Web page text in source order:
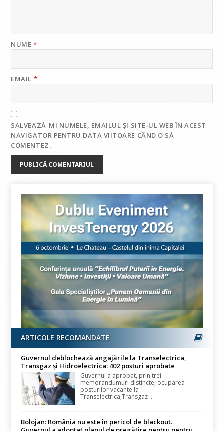
NUME*
EMAIL *
SALVEAZĂ-MI NUMELE, EMAILUL ȘI SITE-UL WEB ÎN ACEST
NAVIGATOR PENTRU DATA VIITOARE CÂND O SĂ
COMENTEZ.
ARTICOLE RECOMANDATE
Guvernul deblochează angajările la Transelectrica,
Transgaz și Hidroelectrica: 402 posturi aprobate
Guvernul a aprobat, prin trei
memorandumuri distincte, ocuparea
posturilor vacante la
Transelectrica,Transgaz ...
Bolojan: România nu este în pericol de blackout.